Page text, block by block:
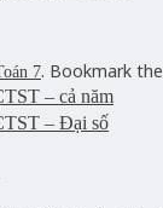
7. Bookmark the
– cả năm
– Đại số